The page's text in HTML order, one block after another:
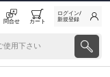
問合せ カート
ログイン/
新規登録